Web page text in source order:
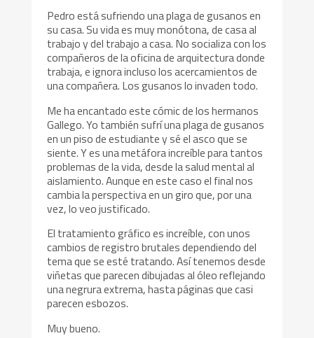
Pedro está sufriendo una plaga de gusanos en
su casa. Su vida es muy monótona, de casa al
trabajo y del trabajo a casa. No socializa con los
compañeros de la oficina de arquitectura donde
trabaja, e ignora incluso los acercamientos de
una compañera. Los gusanos lo invaden todo.
Me ha encantado este cómic de los hermanos
Gallego. Yo también sufrí una plaga de gusanos
en un piso de estudiante y sé el asco que se
siente. Y es una metáfora increíble para tantos
problemas de la vida, desde la salud mental al
aislamiento. Aunque en este caso el final nos
cambia la perspectiva en un giro que, por una
vez, lo veo justificado.
El tratamiento gráfico es increíble, con unos
cambios de registro brutales dependiendo del
tema que se esté tratando. Así tenemos desde
viñetas que parecen dibujadas al óleo reflejando
una negrura extrema, hasta páginas que casi
parecen esbozos.
Muy bueno.